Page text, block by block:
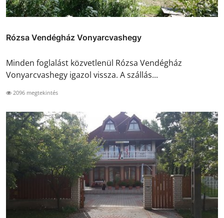
Rózsa Vendégház Vonyarcvashegy
Minden foglalást közvetlenül Rózsa Vendégház
Vonyarcvashegy igazol vissza. A szállás...
2096 megtekintés